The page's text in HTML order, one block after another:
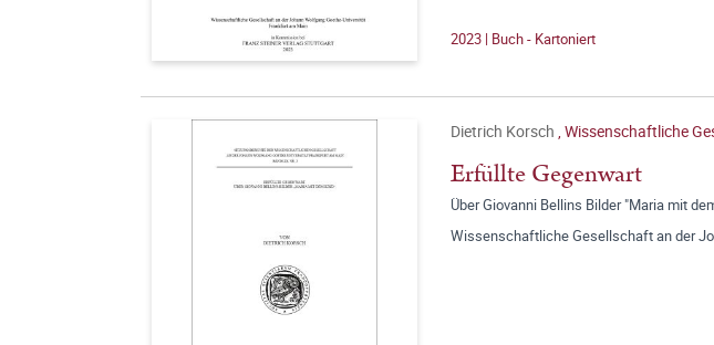
2023 | Buch - Kartoniert
Dietrich Korsch ,Wissenschaftliche
Erfüllte Gegenwart
Über Giovanni Bellins Bilder "Maria mit
Wissenschaftliche Gesellschaft an der